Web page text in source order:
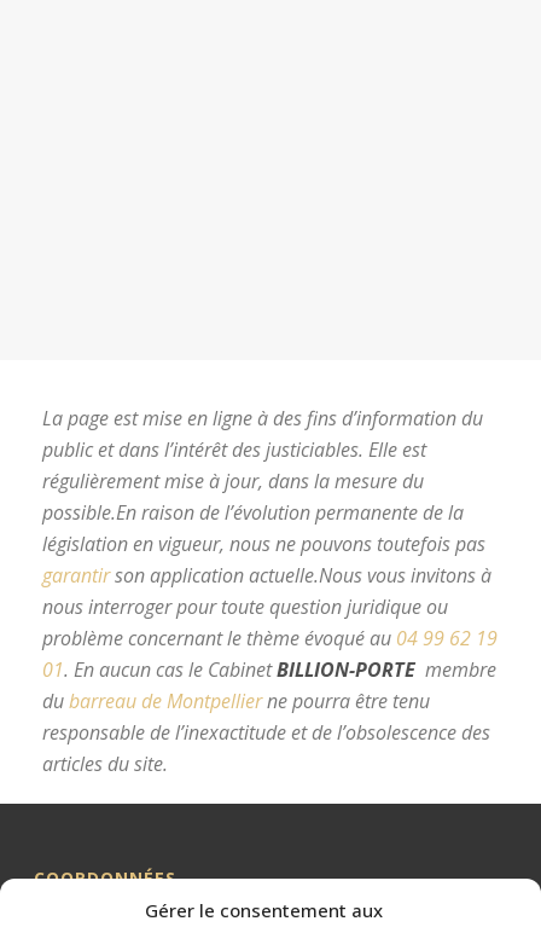
Gérer le consentement aux
La page est mise en ligne à des fins d’information du
public et dans l’intérêt des justiciables. Elle est
régulièrement mise à jour, dans la mesure du
possible.En raison de l’évolution permanente de la
législation en vigueur, nous ne pouvons toutefois pas
garantirson application actuelle.Nous vous invitons à
nous interroger pour toute question juridique ou
problème concernant le thème évoqué au 04 99 62 19
01. En aucun cas le CabinetBILLION-PORTE membre
dubarreau de Montpellierne pourra être tenu
responsable de l’inexactitude et de l’obsolescence des
articles du site.
COORDONNÉES
Me BILLION-PORTE